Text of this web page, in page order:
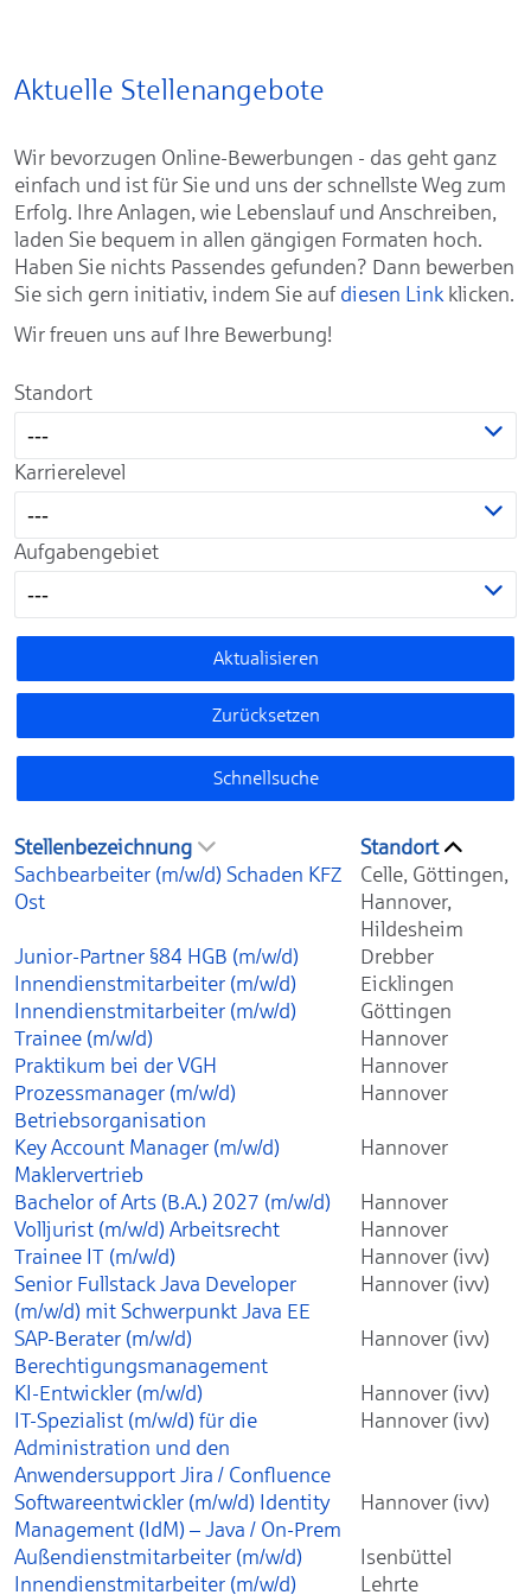
Aktuelle Stellenangebote
Wir bevorzugen Online-Bewerbungen - das geht ganz
einfach und ist für Sie und uns der schnellste Weg zum
Erfolg. Ihre Anlagen, wie Lebenslauf und Anschreiben,
laden Sie bequem in allen gängigen Formaten hoch.
Haben Sie nichts Passendes gefunden? Dann bewerben
Sie sich gern initiativ, indem Sie auf diesen Linkklicken.
Wir freuen uns auf Ihre Bewerbung!
Standort
---
Karrierelevel
---
Aufgabengebiet
---
Aktualisieren
Zurücksetzen
Schnellsuche
Stellenbezeichnung
Standort
Sachbearbeiter (m/w/d) Schaden KFZ
Ost
Celle, Göttingen,
Hannover,
Hildesheim
Junior-Partner §84 HGB (m/w/d)
Drebber
Innendienstmitarbeiter (m/w/d)
Eicklingen
Innendienstmitarbeiter (m/w/d)
Göttingen
Trainee (m/w/d)
Hannover
Praktikum bei der VGH
Hannover
Prozessmanager (m/w/d)
Betriebsorganisation
Hannover
Key Account Manager (m/w/d)
Maklervertrieb
Hannover
Bachelor of Arts (B.A.) 2027 (m/w/d)
Hannover
Volljurist (m/w/d) Arbeitsrecht
Hannover
Trainee IT (m/w/d)
Hannover (ivv)
Senior Fullstack Java Developer
(m/w/d) mit Schwerpunkt Java EE
Hannover (ivv)
SAP-Berater (m/w/d)
Berechtigungsmanagement
Hannover (ivv)
KI-Entwickler (m/w/d)
Hannover (ivv)
IT-Spezialist (m/w/d) für die
Administration und den
Anwendersupport Jira / Confluence
Hannover (ivv)
Softwareentwickler (m/w/d) Identity
Management (IdM) – Java / On-Prem
Hannover (ivv)
Außendienstmitarbeiter (m/w/d)
Isenbüttel
Innendienstmitarbeiter (m/w/d)
Lehrte